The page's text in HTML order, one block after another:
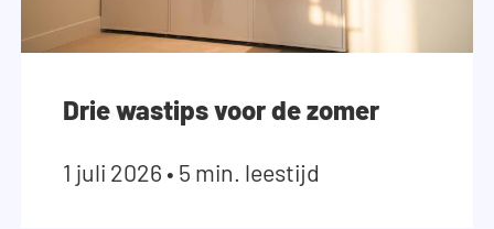
Drie wastips voor de zomer
1 juli 2026 • 5 min. leestijd